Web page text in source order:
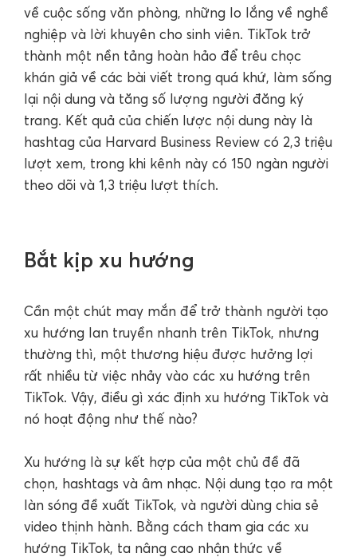
về cuộc sống văn phòng, những lo lắng về nghề
nghiệp và lời khuyên cho sinh viên. TikTok trở
thành một nền tảng hoàn hảo để trêu chọc
khán giả về các bài viết trong quá khứ, làm sống
lại nội dung và tăng số lượng người đăng ký
trang. Kết quả của chiến lược nội dung này là
hashtag của Harvard Business Review có 2,3 triệu
lượt xem, trong khi kênh này có 150 ngàn người
theo dõi và 1,3 triệu lượt thích.
Bắt kịp xu hướng
Cần một chút may mắn để trở thành người tạo
xu hướng lan truyền nhanh trên TikTok, nhưng
thường thì, một thương hiệu được hưởng lợi
rất nhiều từ việc nhảy vào các xu hướng trên
TikTok. Vậy, điều gì xác định xu hướng TikTok và
nó hoạt động như thế nào?
Xu hướng là sự kết hợp của một chủ đề đã
chọn, hashtags và âm nhạc. Nội dung tạo ra một
làn sóng đề xuất TikTok, và người dùng chia sẻ
video thịnh hành. Bằng cách tham gia các xu
hướng TikTok, ta nâng cao nhận thức về